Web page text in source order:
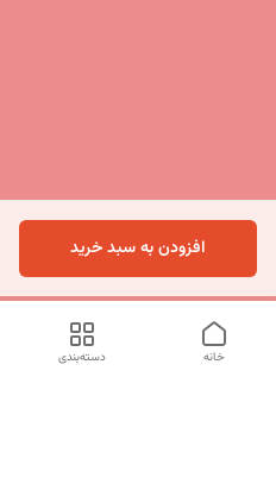
افزودن به سبد خرید
دسته‌بندی خانه